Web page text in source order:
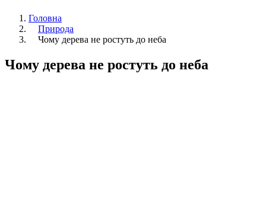
Головна
Природа
Чому дерева не ростуть до неба
Чому дерева не ростуть до неба